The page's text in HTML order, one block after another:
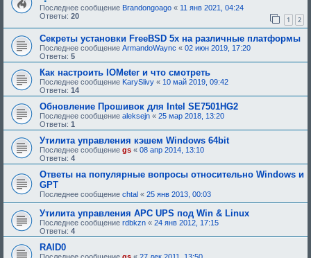
е
о
б
р
е
и
я
:
е
щ
е
д
о
е
н
я
:
о
о
щ
е
н
и
е
,
т
р
е
б
у
ю
щ
е
е
о
д
о
б
р
е
н
и
я
:
Последнее сообщение Brandongoago « 11 янв 2021, 04:24
Ответы: 20 1 2
Секреты установки FreeBSD 5x на различные платформы
Последнее сообщение ArmandoWaync « 02 июн 2019, 17:20
Ответы: 5
Как настроить IOMeter и что смотреть
Последнее сообщение KarySlivy « 10 май 2019, 09:42
Ответы: 14
Обновление Прошивок для Intel SE7501HG2
Последнее сообщение aleksejn « 25 мар 2018, 13:20
Ответы: 1
Утилита управления кэшем Windows 64bit
Последнее сообщение gs « 08 апр 2014, 13:10
Ответы: 4
Ответы на популярные вопросы относительно Windows и
GPT
Последнее сообщение chtal « 25 янв 2013, 00:03
Утилита управления APC UPS под Win & Linux
Последнее сообщение rdbkzn « 24 янв 2012, 17:15
Ответы: 4
RAID0